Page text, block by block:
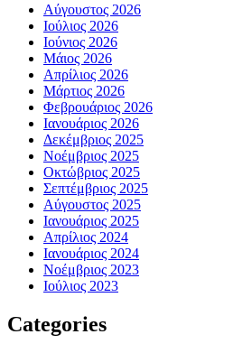
Αύγουστος 2026
Ιούλιος 2026
Ιούνιος 2026
Μάιος 2026
Απρίλιος 2026
Μάρτιος 2026
Φεβρουάριος 2026
Ιανουάριος 2026
Δεκέμβριος 2025
Νοέμβριος 2025
Οκτώβριος 2025
Σεπτέμβριος 2025
Αύγουστος 2025
Ιανουάριος 2025
Απρίλιος 2024
Ιανουάριος 2024
Νοέμβριος 2023
Ιούλιος 2023
Categories